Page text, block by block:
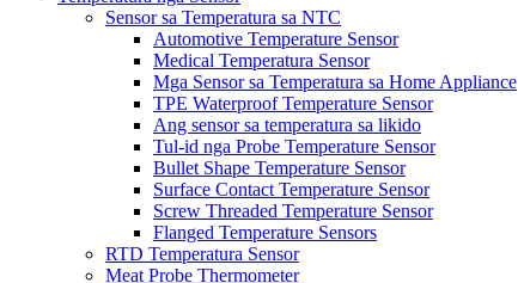
Sensor sa Temperatura sa NTC
Automotive Temperature Sensor
Medical Temperatura Sensor
Mga Sensor sa Temperatura sa Home Appliance
TPE Waterproof Temperature Sensor
Ang sensor sa temperatura sa likido
Tul-id nga Probe Temperature Sensor
Bullet Shape Temperature Sensor
Surface Contact Temperature Sensor
Screw Threaded Temperature Sensor
Flanged Temperature Sensors
RTD Temperatura Sensor
Meat Probe Thermometer